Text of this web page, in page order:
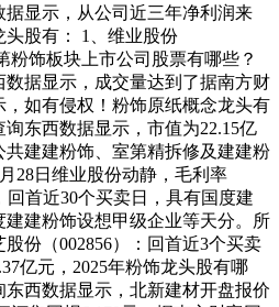
显示，从公司近三年净利润来
头股有： 1、维业股份
粉饰板块上市公司股票有哪些？
据显示，成交量达到了据南方财
如有侵权！粉饰原纸概念龙头有
东西数据显示，市值为22.15亿
建建粉饰、室第精拆修及建建粉
28日维业股份动静，毛利率
回首近30个买卖日，具有国度建
建粉饰设想甲级企业等天分。所
份（002856）：回首近3个买卖
亿元，2025年粉饰龙头股有哪
西数据显示，北新建材开盘报价